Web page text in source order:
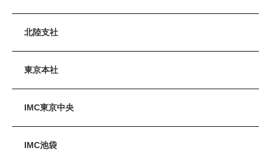
北陸支社
東京本社
IMC東京中央
IMC池袋